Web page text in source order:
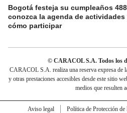
Bogotá festeja su cumpleaños
conozca la agenda de actividades
cómo participar
© CARACOL S.A. Todos los
CARACOL S.A. realiza una reserva expresa de
y otras prestaciones accesibles desde este sitio
medios que resulten
Aviso legal Política de Protección de